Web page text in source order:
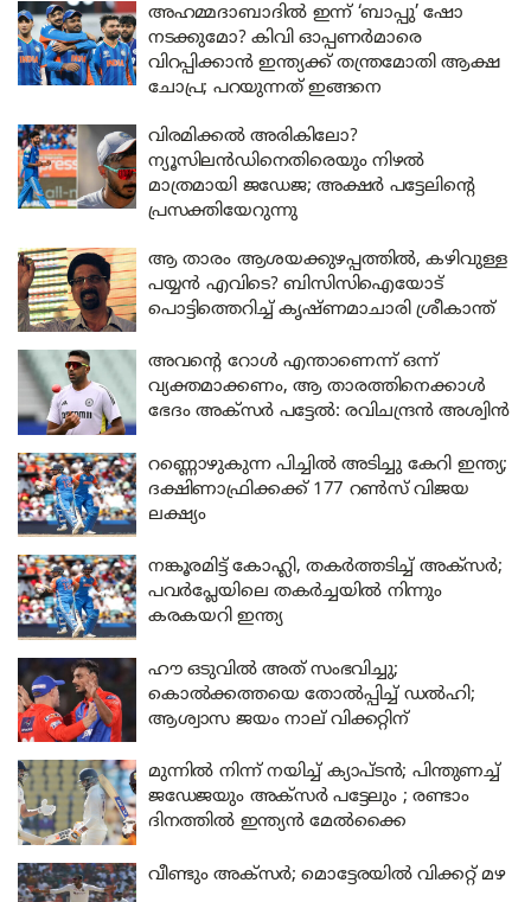
അഹമ്മദാബാദിൽ ഇന്ന് ‘ബാപ്പു’ ഷോ
നടക്കുമോ? കിവി ഓപ്പണർമാരെ
വിറപ്പിക്കാൻ ഇന്ത്യക്ക് തന്ത്രമോതി ആക്ഷ
ചോപ്ര; പറയുന്നത് ഇങ്ങനെ
വിരമിക്കൽ അരികിലോ?
ന്യൂസിലൻഡിനെതിരെയും നിഴൽ
മാത്രമായി ജഡേജ; അക്ഷർ പട്ടേലിന്റെ
പ്രസക്തിയേറുന്നു
ആ താരം ആശയക്കുഴപ്പത്തിൽ, കഴിവുള്ള
പയ്യൻ എവിടെ? ബിസിസിഐയോട്
പൊട്ടിത്തെറിച്ച് കൃഷ്ണമാചാരി ശ്രീകാന്ത്
അവന്റെ റോൾ എന്താണെന്ന് ഒന്ന്
വ്യക്തമാക്കണം, ആ താരത്തിനെക്കാൾ
ഭേദം അക്‌സർ പട്ടേൽ: രവിചന്ദ്രൻ അശ്വിൻ
റണ്ണൊഴുകുന്ന പിച്ചിൽ അടിച്ചു കേറി ഇന്ത്യ;
ദക്ഷിണാഫ്രിക്കക്ക് 177 റൺസ് വിജയ
ലക്ഷ്യം
നങ്കൂരമിട്ട് കോഹ്ലി, തകർത്തടിച്ച് അക്സർ;
പവർപ്ലേയിലെ തകർച്ചയിൽ നിന്നും
കരകയറി ഇന്ത്യ
ഹൗ ഒടുവിൽ അത് സംഭവിച്ചു;
കൊൽക്കത്തയെ തോൽപ്പിച്ച് ഡൽഹി;
ആശ്വാസ ജയം നാല് വിക്കറ്റിന്
മുന്നിൽ നിന്ന് നയിച്ച് ക്യാപ്ടൻ; പിന്തുണച്ച്
ജഡേജയും അക്സർ പട്ടേലും ; രണ്ടാം
ദിനത്തിൽ ഇന്ത്യൻ മേൽക്കൈ
വീണ്ടും അക്സർ; മൊട്ടേരയിൽ വിക്കറ്റ് മഴ